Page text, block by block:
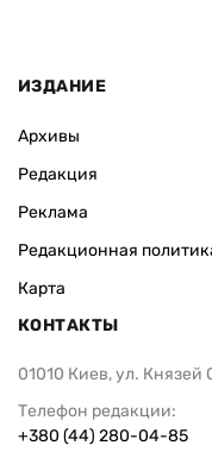
ИЗДАНИЕ
Архивы
Редакция
Реклама
Редакционная
Карта
КОНТАКТЫ
01010 Киев, ул. Князей
Телефон редакции:
+380 (44) 280-04-85